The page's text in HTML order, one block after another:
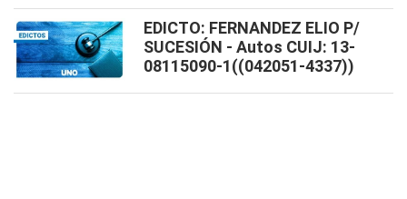
EDICTO: FERNANDEZ ELIO P/
SUCESIÓN - Autos CUIJ: 13-
08115090-1((042051-4337))